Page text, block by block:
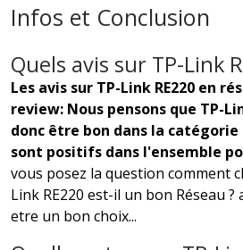
Infos et Conclusion
Quels avis sur TP-Link
Les avis sur TP-Link RE220 en
review: Nous pensons que TP-
donc être bon dans la catégorie
sont positifs dans l'ensemble
vous posez la question comment
Link RE220 est-il un bon Réseau
etre un bon choix...